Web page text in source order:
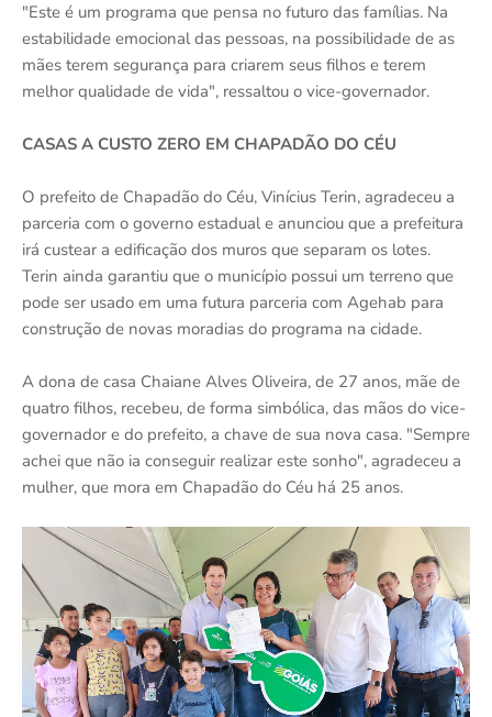
"Este é um programa que pensa no futuro das famílias. Na
estabilidade emocional das pessoas, na possibilidade de as
mães terem segurança para criarem seus filhos e terem
melhor qualidade de vida", ressaltou o vice-governador.
CASAS A CUSTO ZERO EM CHAPADÃO DO CÉU
O prefeito de Chapadão do Céu, Vinícius Terin, agradeceu a
parceria com o governo estadual e anunciou que a prefeitura
irá custear a edificação dos muros que separam os lotes.
Terin ainda garantiu que o município possui um terreno que
pode ser usado em uma futura parceria com Agehab para
construção de novas moradias do programa na cidade.
A dona de casa Chaiane Alves Oliveira, de 27 anos, mãe de
quatro filhos, recebeu, de forma simbólica, das mãos do vice-
governador e do prefeito, a chave de sua nova casa. "Sempre
achei que não ia conseguir realizar este sonho", agradeceu a
mulher, que mora em Chapadão do Céu há 25 anos.